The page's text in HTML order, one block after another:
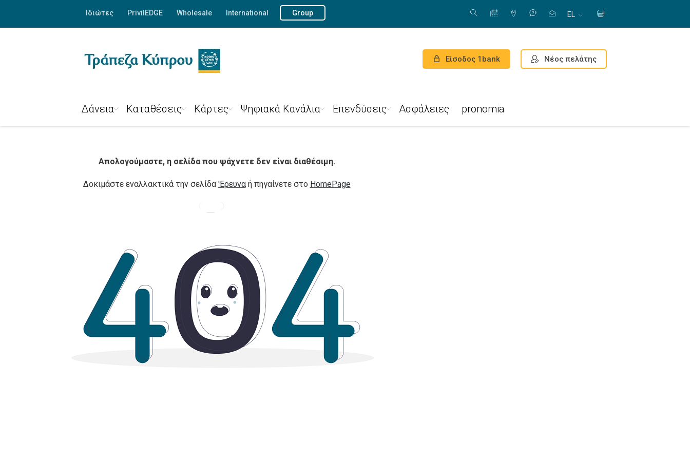
Ιδιώτες PrivilEDGE Wholesale International Group EL
Είσοδος 1bank Νέος πελάτης
Δάνεια Καταθέσεις Κάρτες Ψηφιακά Κανάλια Επενδύσεις Ασφάλειες pronomia
Απολογούμαστε, η σελίδα που ψάχνετε δεν είναι διαθέσιμη.
Δοκιμάστε εναλλακτικά την σελίδα 'Ερευναή πηγαίνετε στο HomePage